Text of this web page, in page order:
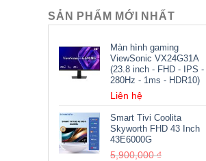
SẢN PHẨM MỚI NHẤT
Màn hình gaming
ViewSonic VX24G31A
(23.8 inch - FHD - IPS -
280Hz - 1ms - HDR10)
Liên hệ
Smart Tivi Coolita
Skyworth FHD 43 Inch
43E6000G
5,900,000₫